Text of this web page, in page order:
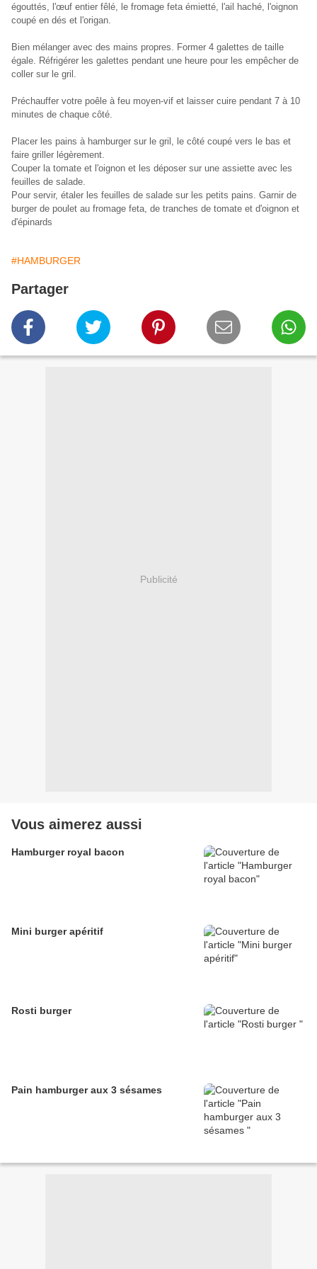
égouttés, l'œuf entier fêlé, le fromage feta émietté, l'ail haché, l'oignon
coupé en dés et l'origan.
Bien mélanger avec des mains propres. Former 4 galettes de taille
égale. Réfrigérer les galettes pendant une heure pour les empêcher de
coller sur le gril.
Préchauffer votre poêle à feu moyen-vif et laisser cuire pendant 7 à 10
minutes de chaque côté.
Placer les pains à hamburger sur le gril, le côté coupé vers le bas et
faire griller légèrement.
Couper la tomate et l'oignon et les déposer sur une assiette avec les
feuilles de salade.
Pour servir, étaler les feuilles de salade sur les petits pains. Garnir de
burger de poulet au fromage feta, de tranches de tomate et d'oignon et
d'épinards
#HAMBURGER
Partager
Publicité
Vous aimerez aussi
Hamburger royal bacon
Mini burger apéritif
Rosti burger
Pain hamburger aux 3 sésames